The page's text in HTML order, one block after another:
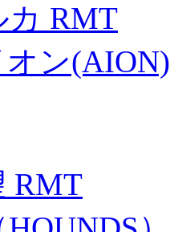
カ RMT
ン
RMT